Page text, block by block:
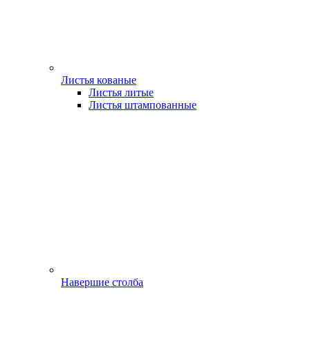
Листья кованые
Листья литые
Листья штампованные
Навершие столба